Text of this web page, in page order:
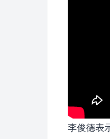
李俊德表